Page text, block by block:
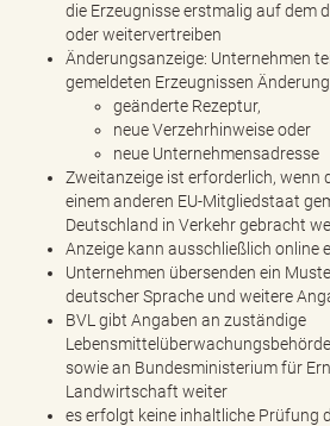
die Erzeugnisse erstmalig auf dem
oder weitervertreiben
Änderungsanzeige: Unternehmen
gemeldeten Erzeugnissen
geänderte Rezeptur,
neue Verzehrhinweise oder
neue Unternehmensadresse
Zweitanzeige ist erforderlich, wenn
einem anderen EU-Mitgliedstaat
Deutschland in Verkehr gebracht
Anzeige kann ausschließlich online
Unternehmen übersenden ein
deutscher Sprache und weitere
BVL gibt Angaben an zuständige
sowie an Bundesministerium für
Landwirtschaft weiter
es erfolgt keine inhaltliche Prüfung